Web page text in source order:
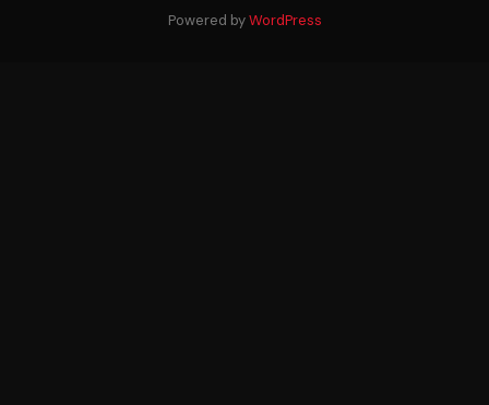
Powered byWordPress